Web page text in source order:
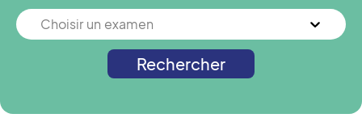
Choisir un examen
Rechercher